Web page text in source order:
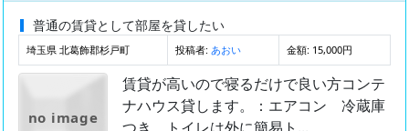
普通の賃貸として部屋を貸したい
埼玉県 北葛飾郡杉戸町 投稿者: あおい 金額: 15,000円
no image
賃貸が高いので寝るだけで良い方コンテ
ナハウス貸します。：エアコン 冷蔵庫